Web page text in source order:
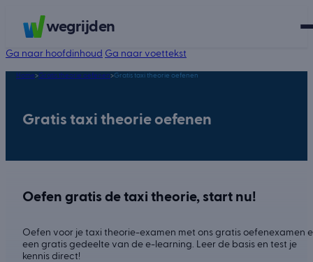
wegrijden
Ga naar hoofdinhoud Ga naar voettekst
Home>Gratis theorie oefenen>Gratis taxi theorie oefenen
Gratis taxi theorie oefenen
Oefen gratis de taxi theorie, start nu!
Oefen voor je taxi theorie-examen met ons gratis oefenexamen
een gratis gedeelte van de e-learning. Leer de basis en test je
kennis direct!